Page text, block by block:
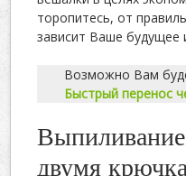
торопитесь, от
зависит Ваше будущее
Возможно Вам
Быстрый перенос
двумя